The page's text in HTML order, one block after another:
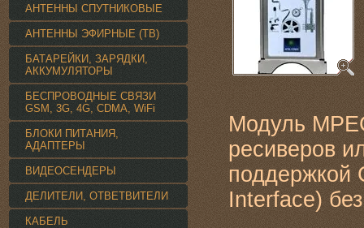
Модуль
ресиверов
поддержкой
Interface)
АНТЕННЫ СПУТНИКОВЫЕ
АНТЕННЫ ЭФИРНЫЕ (ТВ)
БАТАРЕЙКИ, ЗАРЯДКИ,
АККУМУЛЯТОРЫ
БЕСПРОВОДНЫЕ СВЯЗИ
GSM, 3G, 4G, CDMA, WiFi
БЛОКИ ПИТАНИЯ,
АДАПТЕРЫ
ВИДЕОСЕНДЕРЫ
ДЕЛИТЕЛИ, ОТВЕТВИТЕЛИ
КАБЕЛЬ